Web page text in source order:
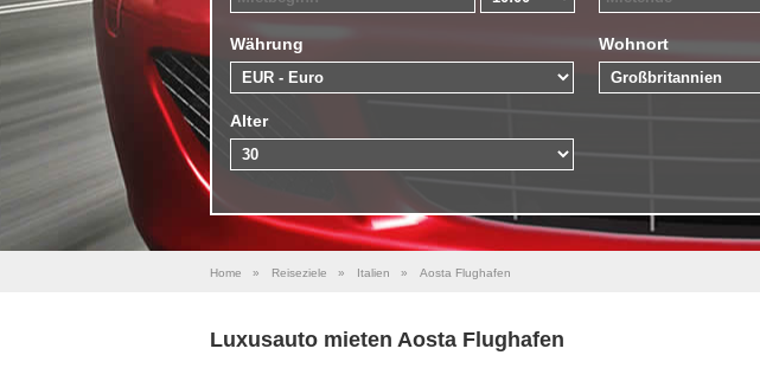
Währung Wohnort
Alter
Home » Reiseziele » Italien » Aosta Flughafen
Luxusauto mieten Aosta Flughafen